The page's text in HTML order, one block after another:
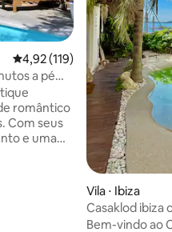
4,92 de uma avaliação média
4,92 (119)
a pé
romântico
Com seus
e uma
Vila ⋅ Ibiza
Casaklod ibiza
Bem-vindo ao